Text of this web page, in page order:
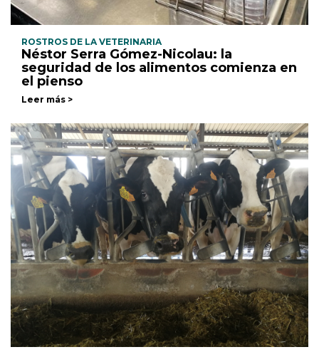
ROSTROS DE LA VETERINARIA
Néstor Serra Gómez-Nicolau: la
seguridad de los alimentos comienza en
el pienso
Leer más >